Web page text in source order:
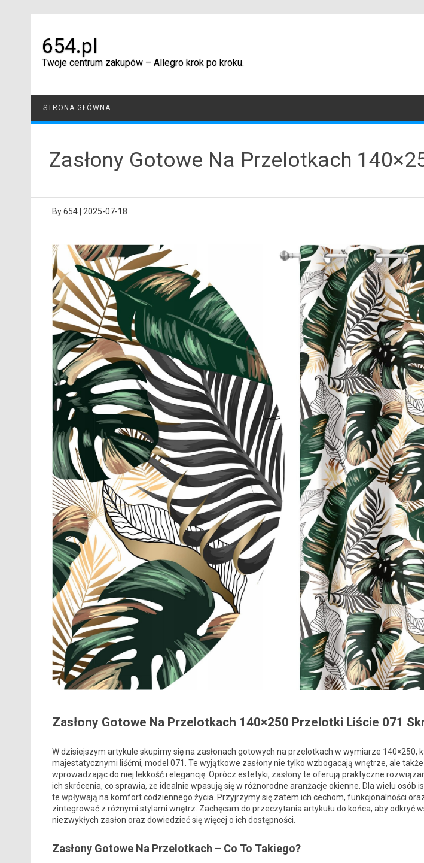
654.pl
Twoje centrum zakupów – Allegro krok po kroku.
STRONA GŁÓWNA
Zasłony Gotowe Na Przelotkach
By654 2025-07-18
Zasłony Gotowe Na Przelotkach 140×250 Przelotki Liście 071
W dzisiejszym artykule skupimy się na zasłonach gotowych na przelotkach w wymiarze 140×250,
majestatycznymi liśćmi, model 071. Te wyjątkowe zasłony nie tylko wzbogacają wnętrze, ale
wprowadzając do niej lekkość i elegancję. Oprócz estetyki, zasłony te oferują praktyczne
ich skrócenia, co sprawia, że idealnie wpasują się w różnorodne aranżacje okienne. Dla wielu osób
te wpływają na komfort codziennego życia. Przyjrzymy się zatem ich cechom, funkcjonalności
zintegrować z różnymi stylami wnętrz. Zachęcam do przeczytania artykułu do końca, aby odkryć
niezwykłych zasłon oraz dowiedzieć się więcej o ich dostępności.
Zasłony Gotowe Na Przelotkach – Co To Takiego?